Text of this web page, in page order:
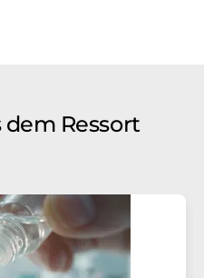
Ressort